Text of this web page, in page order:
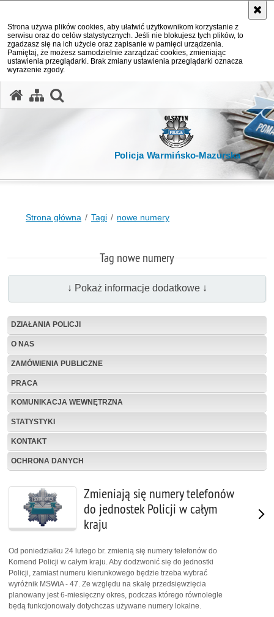
Strona używa plików cookies, aby ułatwić użytkownikom korzystanie z
serwisu oraz do celów statystycznych. Jeśli nie blokujesz tych plików, to
zgadzasz się na ich użycie oraz zapisanie w pamięci urządzenia.
Pamiętaj, że możesz samodzielnie zarządzać cookies, zmieniając
ustawienia przeglądarki. Brak zmiany ustawienia przeglądarki oznacza
wyrażenie zgody.
Policja Warmińsko-Mazurska
Strona główna Tagi nowe numery
Tag nowe numery
↓ Pokaż informacje dodatkowe ↓
DZIAŁANIA POLICJI
O NAS
ZAMÓWIENIA PUBLICZNE
PRACA
KOMUNIKACJA WEWNĘTRZNA
STATYSTYKI
KONTAKT
OCHRONA DANYCH
Zmieniają się numery telefonów
do jednostek Policji w całym
kraju
Od poniedziałku 24 lutego br. zmienią się numery telefonów do
Komend Policji w całym kraju. Aby dodzwonić się do jednostki
Policji, zamiast numeru kierunkowego będzie trzeba wybrać
wyróżnik MSWiA - 47. Ze względu na skalę przedsięwzięcia
planowany jest 6-miesięczny okres, podczas którego równolegle
będą funkcjonowały dotychczas używane numery lokalne.